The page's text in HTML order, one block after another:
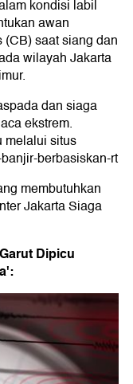
kondisi labil
awan
saat siang dan
wilayah Jakarta
dan siaga
ekstrem.
melalui situs
berbasiskan-rt
membutuhkan
Jakarta Siaga
Dipicu